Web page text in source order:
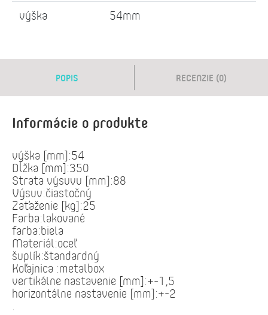
výška
54mm
POPIS RECENZIE (0)
Informácie o produkte
výška [mm]:54
Dĺžka [mm]:350
Strata výsuvu [mm]:88
Výsuv:čiastočný
Zaťaženie [kg]:25
Farba:lakované
farba:biela
Materiál:oceľ
šuplík:štandardný
Koľajnica :metalbox
vertikálne nastavenie [mm]:+-1,5
horizontálne nastavenie [mm]:+-2
.